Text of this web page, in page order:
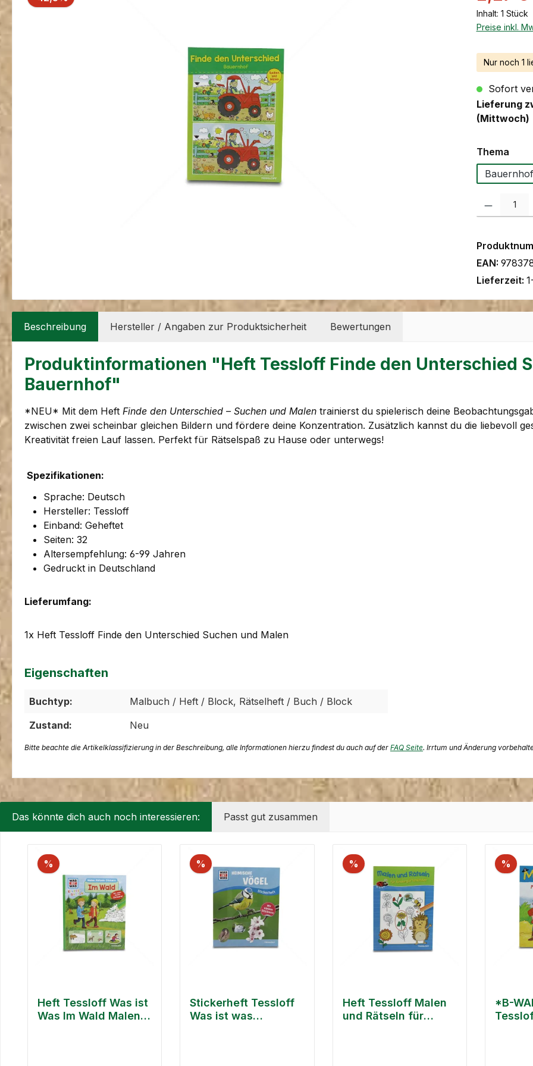
Inhalt: 1 Stück
Preise inkl.
Nur noch 1
Sofort
Lieferung
(Mittwoch)
Thema
Bauernhof
Produkt
EAN:
Lieferzeit:
Beschreibung Hersteller / Angaben zur Produktsicherheit Bewertungen
Produktinformationen "Heft Tessloff Finde den Unterschied
Bauernhof"
*NEU* Mit dem Heft Finde den Unterschied – Suchen und Malen trainierst du spielerisch deine
zwischen zwei scheinbar gleichen Bildern und fördere deine Konzentration. Zusätzlich kannst du die liebevoll
Kreativität freien Lauf lassen. Perfekt für Rätselspaß zu Hause oder unterwegs!
Spezifikationen:
Sprache: Deutsch
Hersteller: Tessloff
Einband: Geheftet
Seiten: 32
Altersempfehlung: 6-99 Jahren
Gedruckt in Deutschland
Lieferumfang:
1x Heft Tessloff Finde den Unterschied Suchen und Malen
Eigenschaften
Buchtyp:
Malbuch / Heft / Block, Rätselheft / Buch / Block
Zustand:
Neu
Bitte beachte die Artikelklassifizierung in der Beschreibung, alle Informationen hierzu findest du auch auf der FAQ Seite. Irrtum und Änderung
Das könnte dich auch noch interessieren: Passt gut zusammen
%
Heft Tessloff Was ist
Was Im Wald Malen
%
Stickerheft Tessloff
Was ist was
%
Heft Tessloff Malen
und Rätseln für
%
*B-